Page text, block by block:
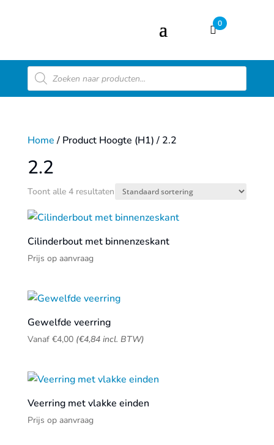
0
Producten
zoeken
Home/ Product Hoogte (H1) / 2.2
2.2
Toont alle 4 resultaten
Cilinderbout met binnenzeskant
Prijs op aanvraag
Gewelfde veerring
Vanaf €4,00 (€4,84incl. BTW)
Veerring met vlakke einden
Prijs op aanvraag